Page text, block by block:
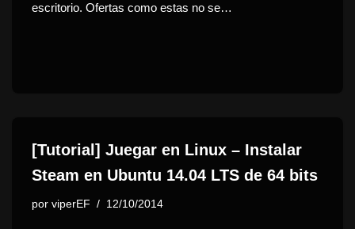
escritorio. Ofertas como estas no se…
[Tutorial] Juegar en Linux – Instalar
Steam en Ubuntu 14.04 LTS de 64 bits
por viperEF 12/10/2014